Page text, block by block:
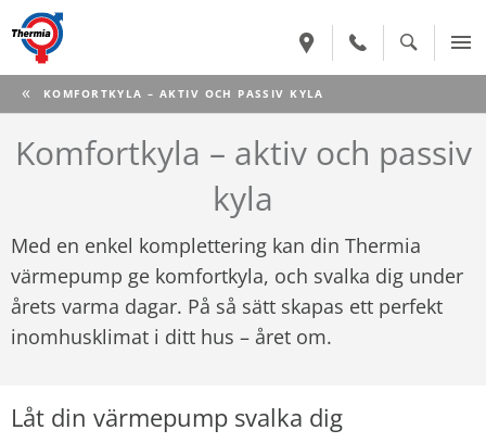
CURRENT:
KOMFORTKYLA – AKTIV OCH PASSIV KYLA
Komfortkyla – aktiv och passiv
kyla
Med en enkel komplettering kan din Thermia
värmepump ge komfortkyla, och svalka dig under
årets varma dagar. På så sätt skapas ett perfekt
inomhusklimat i ditt hus – året om.
Låt din värmepump svalka dig